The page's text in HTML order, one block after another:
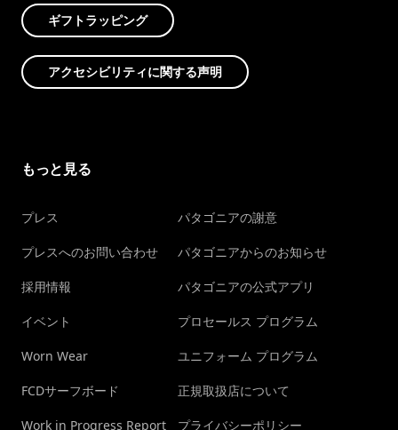
ギフトラッピング
アクセシビリティに関する声明
もっと見る
プレス
プレスへのお問い合わせ
採用情報
イベント
Worn Wear
FCDサーフボード
Work in Progress Report
パタゴニアの謝意
パタゴニアからのお知らせ
パタゴニアの公式アプリ
プロセールス プログラム
ユニフォーム プログラム
正規取扱店について
プライバシーポリシー